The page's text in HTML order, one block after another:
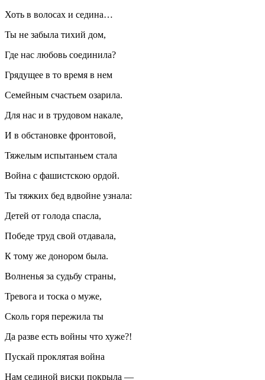
Хоть в волосах и седина…
Ты не забыла тихий дом,
Где нас любовь соединила?
Грядущее в то время в нем
Семейным счастьем озарила.
Для нас и в трудовом накале,
И в обстановке фронтовой,
Тяжелым испытаньем стала
Война с фашистскою ордой.
Ты тяжких бед вдвойне узнала:
Детей от голода спасла,
Победе труд свой отдавала,
К тому же донором была.
Волненья за судьбу страны,
Тревога и тоска о муже,
Сколь горя пережила ты
Да разве есть войны что хуже?!
Пускай проклятая война
Нам сединой виски покрыла —